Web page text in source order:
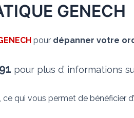
GENECH
pour dépanner votre
pour plus d’ informations
, ce qui vous permet de bénéficier